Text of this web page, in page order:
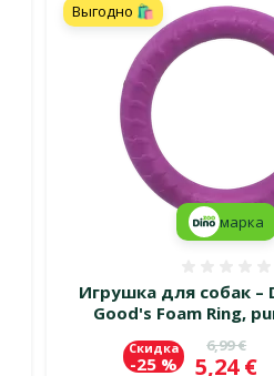
Игрушка для собак –
Good's Foam Ring,
6,99 €
Цена
5,24 €
Скидка
-25 %
Выгодно 🛍️
марка